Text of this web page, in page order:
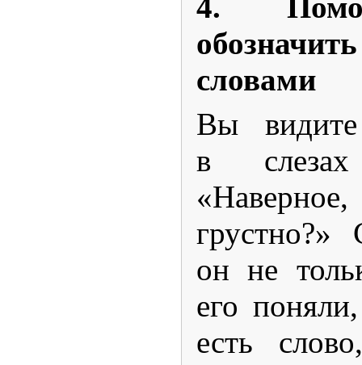
словами
Вы видите
в
грустно?»
он не
его
есть